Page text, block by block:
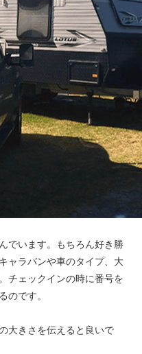
でいます。もちろん好き勝
ャラバンや車のタイプ、大
チェックインの時に番号を
のです。
大きさを伝えると良いで